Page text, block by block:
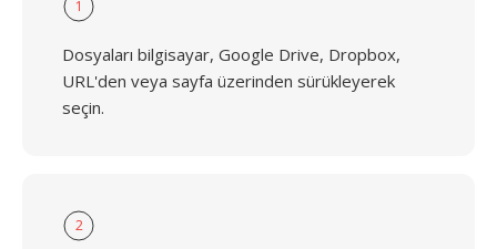
1
Dosyaları bilgisayar, Google Drive, Dropbox,
URL'den veya sayfa üzerinden sürükleyerek
seçin.
2